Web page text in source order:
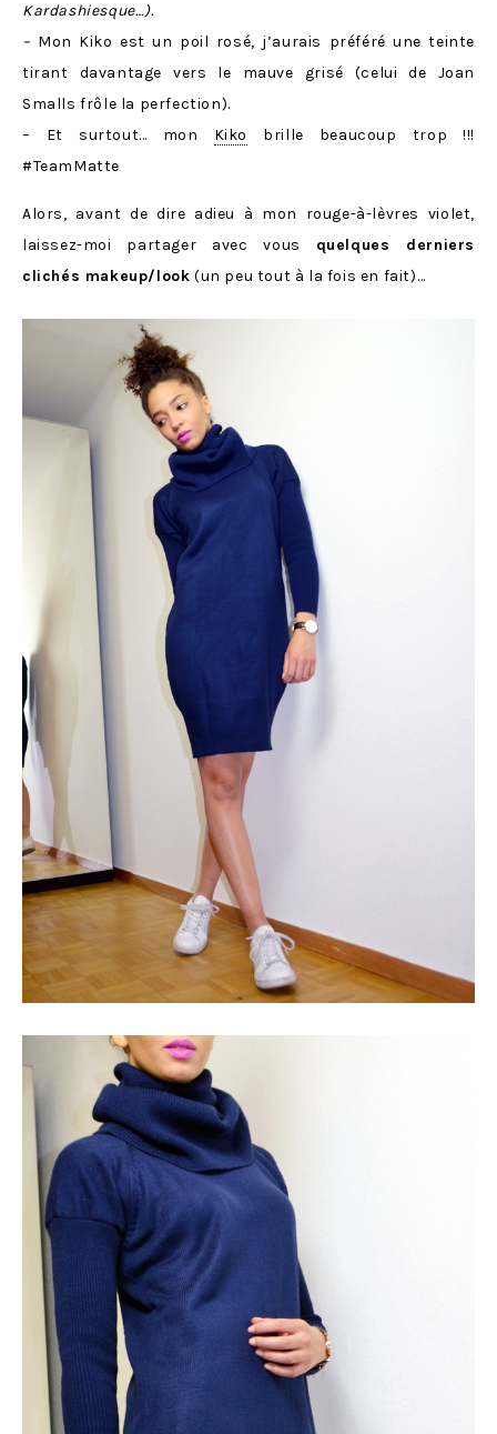
Kardashiesque…).
– Mon Kiko est un poil rosé, j’aurais préféré une teinte
tirant davantage vers le mauve grisé (celui de Joan
Smalls frôle la perfection).
– Et surtout… mon Kiko
brille beaucoup trop !!!
#TeamMatte
Alors, avant de dire adieu à mon rouge-à-lèvres violet,
laissez-moi partager avec vous quelques derniers
clichés makeup/look (un peu tout à la fois en fait)…